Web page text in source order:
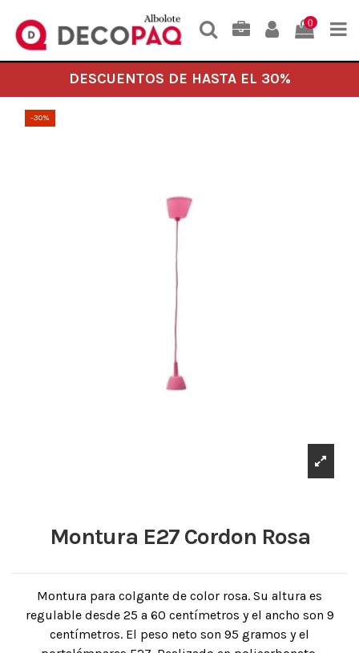
0
DESCUENTOS DE HASTA EL 30%
-30%
Montura E27 Cordon Rosa
Montura para colgante de color rosa. Su altura es
regulable desde 25 a 60 centímetros y el ancho son 9
centímetros. El peso neto son 95 gramos y el